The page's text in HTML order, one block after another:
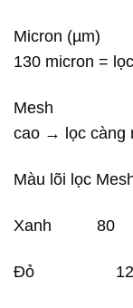
Micron (µm)
130 micron =
Mesh Số
cao → lọc càng
Màu lõi lọc
Xanh 80
Đỏ 120